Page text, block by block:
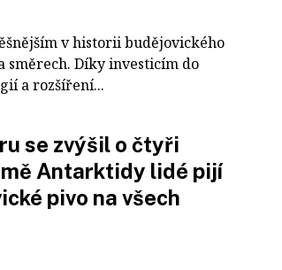
v historii budějovického
směrech. Díky investicím do
a rozšíření...
se zvýšil o čtyři
Antarktidy lidé pijí
pivo na všech